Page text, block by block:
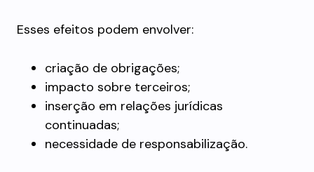
Esses efeitos podem envolver:
criação de obrigações;
impacto sobre terceiros;
inserção em relações jurídicas
continuadas;
necessidade de responsabilização.